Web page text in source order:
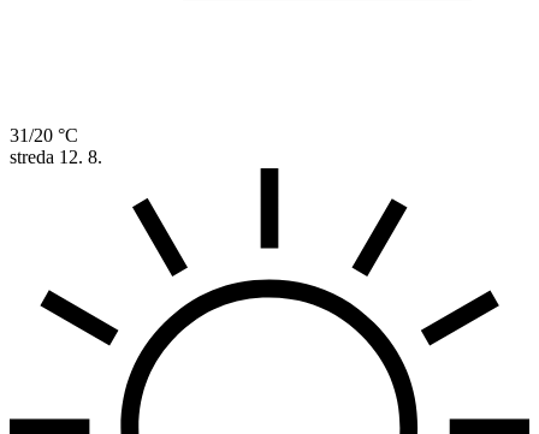
31/20 °C
streda 12. 8.